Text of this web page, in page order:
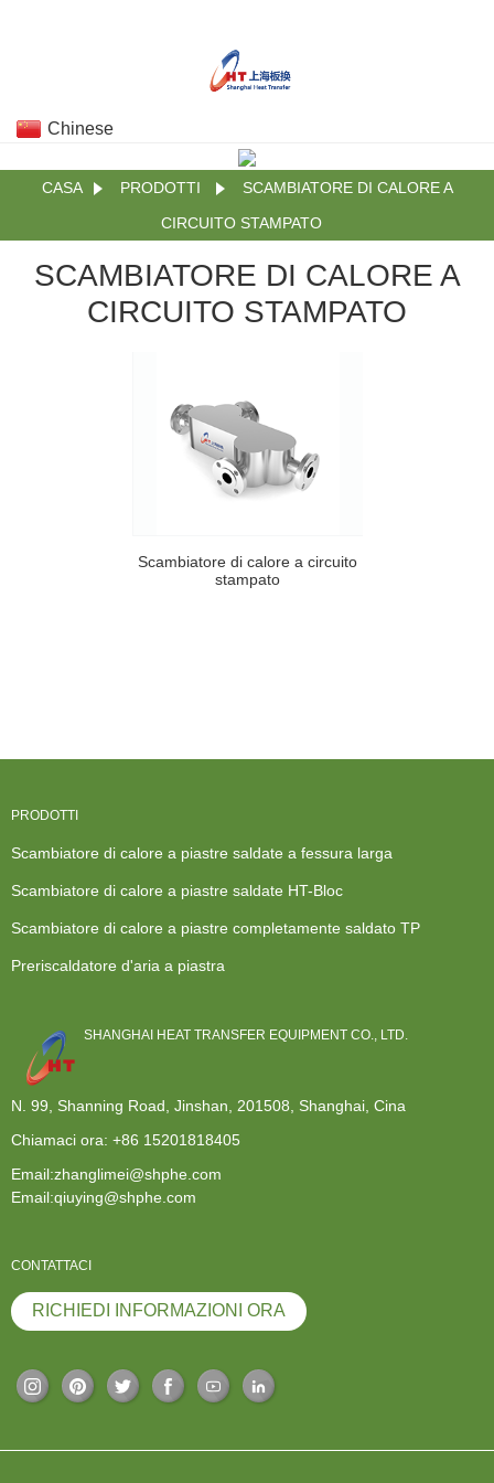
Chinese
CASA PRODOTTI
SCAMBIATORE DI CALORE A
CIRCUITO STAMPATO
SCAMBIATORE DI CALORE A
CIRCUITO STAMPATO
Scambiatore di calore a circuito
stampato
PRODOTTI
Scambiatore di calore a piastre saldate a fessura larga
Scambiatore di calore a piastre saldate HT-Bloc
Scambiatore di calore a piastre completamente saldato TP
Preriscaldatore d'aria a piastra
SHANGHAI HEAT TRANSFER EQUIPMENT CO., LTD.
N. 99, Shanning Road, Jinshan, 201508, Shanghai, Cina
Chiamaci ora: +86 15201818405
Email:zhanglimei@shphe.com
Email:qiuying@shphe.com
CONTATTACI
RICHIEDI INFORMAZIONI ORA